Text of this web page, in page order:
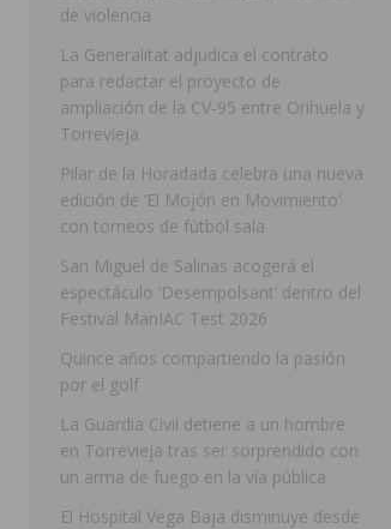
[ 05/08/2026 ] El pulso urbano
[ 04/08/2026 ] Incendio de
Los Montesinos
Programa Integra
MONTESINOS
[ 05/08/2026 ]
Orihuela ultima
[ 05/08/2026 ] Torrevieja
los desplazamientos
[ 05/08/2026 ]
Orihuela acogerá
ORIHUELA
de violencia
La Generalitat adjudica el contrato
para redactar el proyecto de
ampliación de la CV-95 entre Orihuela y
Torrevieja
Pilar de la Horadada celebra una nueva
edición de ‘El Mojón en Movimiento’
con torneos de fútbol sala
San Miguel de Salinas acogerá el
espectáculo ‘Desempolsant’ dentro del
Festival ManIAC Test 2026
Quince años compartiendo la pasión
por el golf
La Guardia Civil detiene a un hombre
en Torrevieja tras ser sorprendido con
un arma de fuego en la vía pública
El Hospital Vega Baja disminuye desde